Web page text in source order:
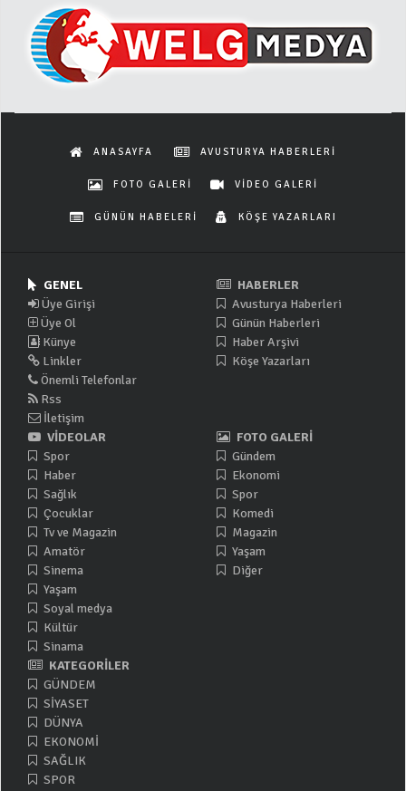
ANASAYFA AVUSTURYA HABERLERİ
FOTO GALERİ VİDEO GALERİ
GÜNÜN HABELERİ KÖŞE YAZARLARI
GENEL
Üye Girişi
Üye Ol
Künye
Linkler
Önemli Telefonlar
Rss
İletişim
HABERLER
Avusturya Haberleri
Günün Haberleri
Haber Arşivi
Köşe Yazarları
VİDEOLAR
Spor
Haber
Sağlık
Çocuklar
Tv ve Magazin
Amatör
Sinema
Yaşam
Soyal medya
Kültür
Sinama
FOTO GALERİ
Gündem
Ekonomi
Spor
Komedi
Magazin
Yaşam
Diğer
KATEGORİLER
GÜNDEM
SİYASET
DÜNYA
EKONOMİ
SAĞLIK
SPOR